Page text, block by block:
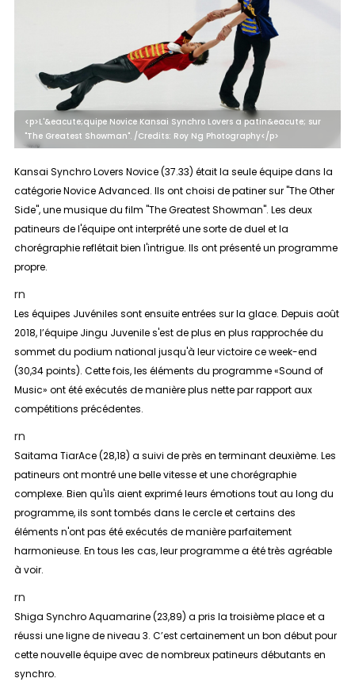
<p>L'&eacute;quipe Novice Kansai Synchro Lovers a patin&eacute; sur
"The Greatest Showman". /Credits: Roy Ng Photography</p>
Kansai Synchro Lovers Novice (37.33) était la seule équipe dans la
catégorieNovice Advanced. Ils ont choisi de patiner sur "The Other
Side", une musique du film "The Greatest Showman". Les deux
patineurs de l'équipe ont interprété une sorte de duel et la
chorégraphie reflétait bien l'intrigue. Ils ont présenté un programme
propre.
rn
Les équipes Juvéniles sont ensuite entrées sur la glace. Depuis août
2018, l’équipe Jingu Juvenile s'est de plus en plus rapprochée du
sommet du podium national jusqu'à leur victoire ce week-end
(30,34 points). Cette fois, les éléments du programme «Sound of
Music» ont été exécutés de manière plus nette par rapport aux
compétitions précédentes.
rn
Saitama TiarAce (28,18) a suivi de près en terminant deuxième. Les
patineurs ont montré une belle vitesse et une chorégraphie
complexe. Bien qu'ils aient exprimé leurs émotions tout au long du
programme, ils sont tombés dans le cercle et certains des
éléments n'ont pas été exécutés de manière parfaitement
harmonieuse. En tous les cas, leur programme a été très agréable
à voir.
rn
Shiga Synchro Aquamarine (23,89) a pris la troisième place et a
réussi une ligne de niveau 3. C’est certainement un bon début pour
cette nouvelle équipe avec de nombreux patineurs débutants en
synchro.